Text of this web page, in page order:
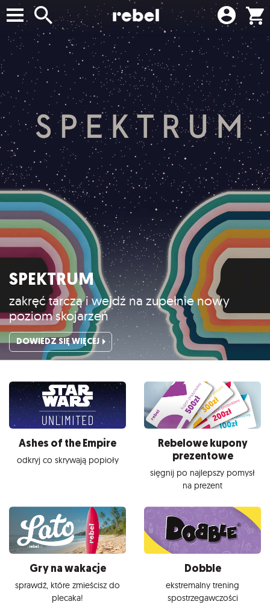
SPEKTRUM
zakręć tarczą i wejdź na zupełnie nowy
poziom skojarzeń
DOWIEDZ SIĘ WIĘCEJ
Ashes of the Empire
odkryj co skrywają popioły
Rebelowe kupony
prezentowe
sięgnij po najlepszy pomysł
na prezent
Gry na wakacje
sprawdź, które zmieścisz do
plecaka!
Dobble
ekstremalny trening
spostrzegawczości